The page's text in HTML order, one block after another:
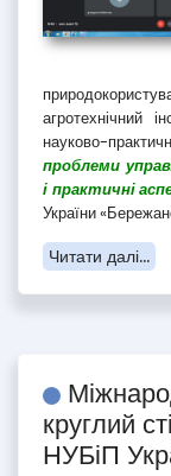
агротехнічний
науково-
проблеми
і практичні
України
Читати далі...
круглий
НУБіП